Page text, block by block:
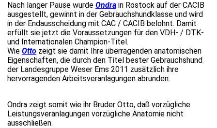
Nach langer Pause wurde Ondra in Rostock auf der CACIB
ausgestellt, gewinnt in der Gebrauchshundklasse und wird
in der Endausscheidung mit CAC / CACIB belohnt. Damit
erfüllt sie jetzt die Voraussetzungen für den VDH- / DTK-
und Internationalen Champion-Titel.
Wie Otto zeigt sie damit Ihre überragenden anatomischen
Eigenschaften, die durch den Titel bester Gebrauchshund
der Landesgruppe Weser Ems 2011 zusätzlich ihre
hervorragenden Arbeitsveranlagungen abrunden.
Ondra zeigt somit wie ihr Bruder Otto, daß vorzügliche
Leistungsveranlagungen vorzügliche Anatomie nicht
ausschließen.